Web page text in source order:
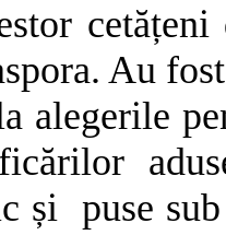
Au
alegerile
și puse